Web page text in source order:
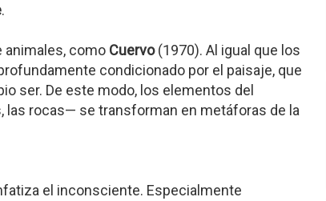
.
animales, como Cuervo(1970). Al igual que los
condicionado por el paisaje, que
ser. De este modo, los elementos del
las rocas— se transforman en metáforas de la
el inconsciente. Especialmente